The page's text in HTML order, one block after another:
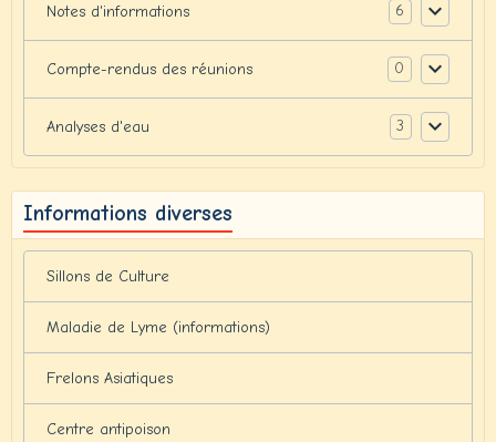
Notes d'informations 6
Compte-rendus des réunions 0
Analyses d'eau 3
Informations diverses
Sillons de Culture
Maladie de Lyme (informations)
Frelons Asiatiques
Centre antipoison